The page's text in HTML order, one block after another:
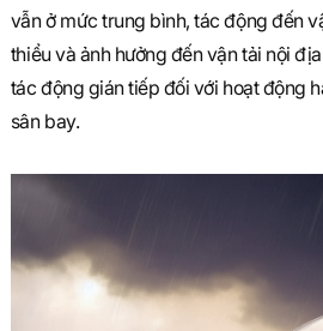
vẫn ở mức trung bình, tác động đến
thiểu và ảnh hưởng đến vận tải nội
tác động gián tiếp đối với hoạt động
sân bay.